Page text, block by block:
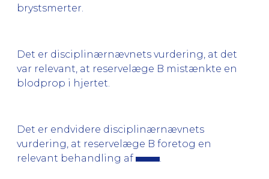
brystsmerter.
Det er disciplinærnævnets vurdering, at det
var relevant, at reservelæge B mistænkte en
blodprop i hjertet.
Det er endvidere disciplinærnævnets
vurdering, at reservelæge B foretog en
relevant behandling af